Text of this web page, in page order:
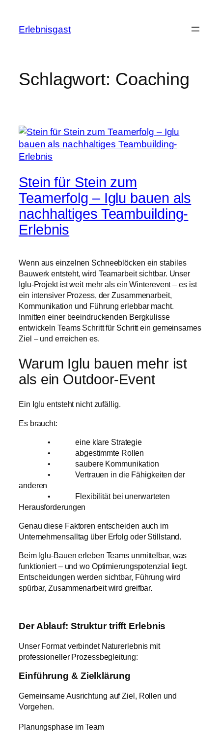
springen
Erlebnisgast
Schlagwort: Coaching
Stein für Stein zum
Teamerfolg – Iglu bauen als
nachhaltiges Teambuilding-
Erlebnis
Wenn aus einzelnen Schneeblöcken ein stabiles
Bauwerk entsteht, wird Teamarbeit sichtbar. Unser
Iglu-Projekt ist weit mehr als ein Winterevent – es ist
ein intensiver Prozess, der Zusammenarbeit,
Kommunikation und Führung erlebbar macht.
Inmitten einer beeindruckenden Bergkulisse
entwickeln Teams Schritt für Schritt ein gemeinsames
Ziel – und erreichen es.
Warum Iglu bauen mehr ist
als ein Outdoor-Event
Ein Iglu entsteht nicht zufällig.
Es braucht:
• eine klare Strategie
• abgestimmte Rollen
• saubere Kommunikation
• Vertrauen in die Fähigkeiten der
anderen
• Flexibilität bei unerwarteten
Herausforderungen
Genau diese Faktoren entscheiden auch im
Unternehmensalltag über Erfolg oder Stillstand.
Beim Iglu-Bauen erleben Teams unmittelbar, was
funktioniert – und wo Optimierungspotenzial liegt.
Entscheidungen werden sichtbar, Führung wird
spürbar, Zusammenarbeit wird greifbar.
Der Ablauf: Struktur trifft Erlebnis
Unser Format verbindet Naturerlebnis mit
professioneller Prozessbegleitung:
Einführung & Zielklärung
Gemeinsame Ausrichtung auf Ziel, Rollen und
Vorgehen.
Planungsphase im Team